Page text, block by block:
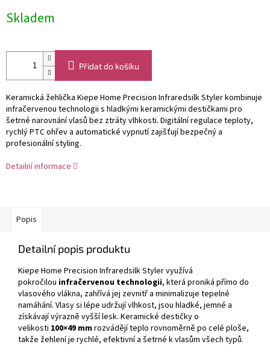
cena:
Skladem
Přidat do košíku
Keramická žehlička Kiepe Home Precision Infraredsilk Styler kombinuje
infračervenou technologii s hladkými keramickými destičkami pro
šetrné narovnání vlasů bez ztráty vlhkosti. Digitální regulace teploty,
rychlý PTC ohřev a automatické vypnutí zajišťují bezpečný a
profesionální styling.
Detailní informace
Popis
Detailní popis produktu
Kiepe Home Precision Infraredsilk Styler využívá
pokročilou infračervenou technologii, která proniká přímo do
vlasového vlákna, zahřívá jej zevnitř a minimalizuje tepelné
namáhání. Vlasy si lépe udržují vlhkost, jsou hladké, jemné a
získávají výrazně vyšší lesk. Keramické destičky o
velikosti 100×49 mmrozvádějí teplo rovnoměrně po celé ploše,
takže žehlení je rychlé, efektivní a šetrné k vlasům všech typů.